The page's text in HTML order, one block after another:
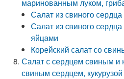
маринованным луком,
Салат из свиного
Салат из свиного
яйцами
Корейский салат со
Салат с сердцем свиным и
свиным сердцем,